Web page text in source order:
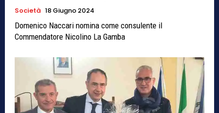
Società 18 Giugno 2024
Domenico Naccari nomina come consulente il
Commendatore Nicolino La Gamba